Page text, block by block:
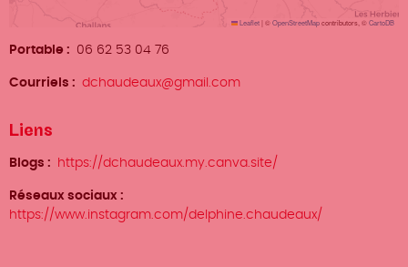
Leaflet| ©OpenStreetMapcontributors, ©CartoDB
Portable 06 62 53 04 76
Courriels dchaudeaux@gmail.com
Liens
Blogs https://dchaudeaux.my.canva.site/
Réseaux sociaux
https://www.instagram.com/delphine.chaudeaux/